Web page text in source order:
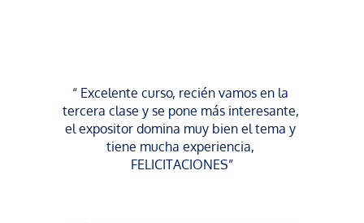
“ Excelente curso, recién vamos en la
tercera clase y se pone más interesante,
el expositor domina muy bien el tema y
tiene mucha experiencia,
FELICITACIONES”